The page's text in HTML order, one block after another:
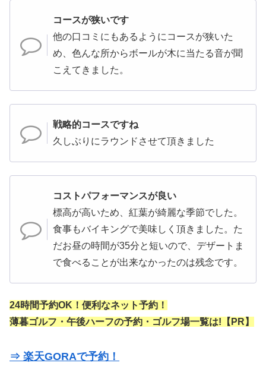
コースが狭いです
他の口コミにもあるようにコースが狭いた
め、色んな所からボールが木に当たる音が聞
こえてきました。
戦略的コースですね
久しぶりにラウンドさせて頂きました
コストパフォーマンスが良い
標高が高いため、紅葉が綺麗な季節でした。
食事もバイキングで美味しく頂きました。た
だお昼の時間が35分と短いので、デザートま
で食べることが出来なかったのは残念です。
24時間予約OK！便利なネット予約！
薄暮ゴルフ・午後ハーフの予約・ゴルフ場一覧は!【PR】
⇒ 楽天GORAで予約！